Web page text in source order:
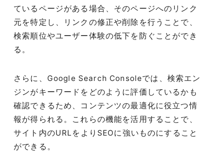
ているページがある場合、そのページへのリンク
元を特定し、リンクの修正や削除を行うことで、
検索順位やユーザー体験の低下を防ぐことができ
る。
さらに、Google Search Consoleでは、検索エン
ジンがキーワードをどのように評価しているかも
確認できるため、コンテンツの最適化に役立つ情
報が得られる。これらの機能を活用することで、
サイト内のURLをよりSEOに強いものにすること
ができる。